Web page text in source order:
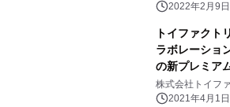
2022年2月9
トイファクト
ラボレーショ
の新プレミア
Karimoku
ンピングカー
株式会社トイフ
2021年4月1